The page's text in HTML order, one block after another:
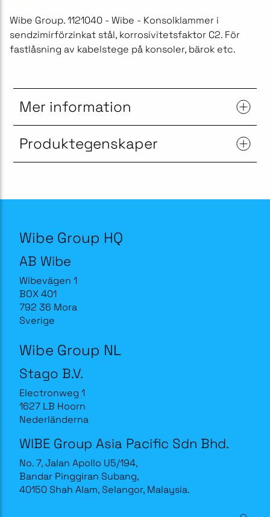
Wibe Group. 1121040 - Wibe - Konsolklammer i
sendzimirförzinkat stål, korrosivitetsfaktor C2. För
fastlåsning av kabelstege på konsoler, bärok etc.
Mer information
Produktegenskaper
Wibe Group HQ
AB Wibe
Wibevägen 1
BOX 401
792 36 Mora
Sverige
Wibe Group NL
Stago B.V.
Electronweg 1
1627 LB Hoorn
Nederländerna
WIBE Group Asia Pacific Sdn Bhd.
No. 7, Jalan Apollo U5/194,
Bandar Pinggiran Subang,
40150 Shah Alam, Selangor, Malaysia.